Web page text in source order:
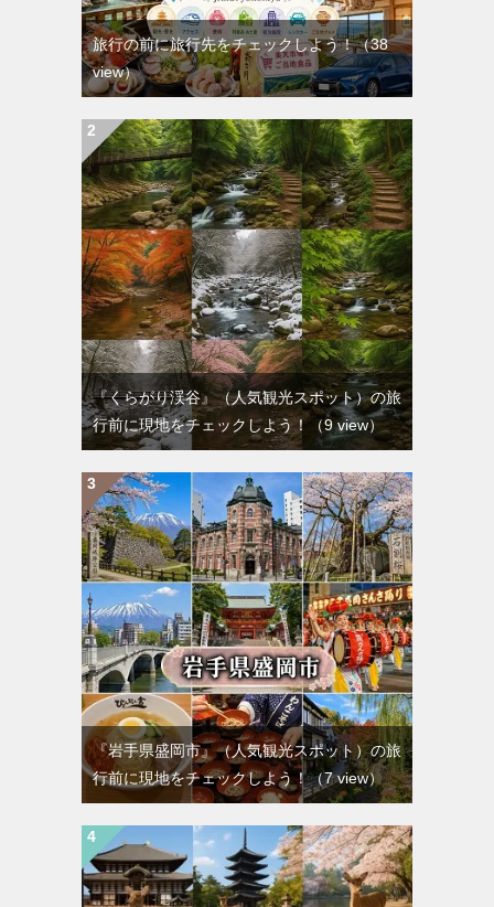
旅行の前に旅行先をチェックしよう！（38
view）
『くらがり渓谷』（人気観光スポット）の旅
行前に現地をチェックしよう！
（9 view）
『岩手県盛岡市』（人気観光スポット）の旅
行前に現地をチェックしよう！（7 view）